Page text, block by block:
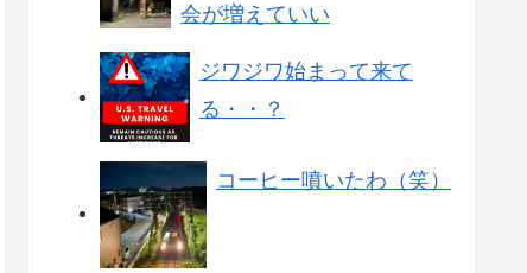
会が増えていい
ジワジワ始まって来て
る・・？
コーヒー噴いたわ（笑）